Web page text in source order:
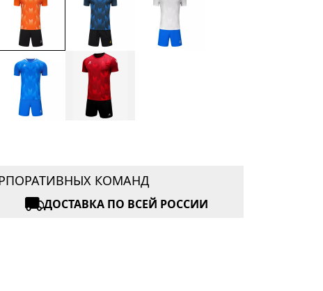
КОМАНД
ДОСТАВКА ПО ВСЕЙ РОССИИ